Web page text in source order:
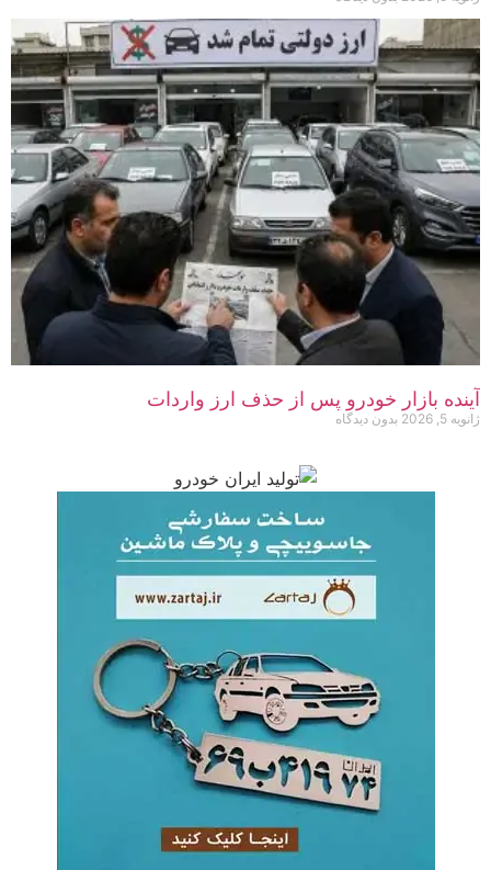
آینده بازار خودرو پس از حذف ارز واردات
ژانویه 5, 2026 بدون دیدگاه